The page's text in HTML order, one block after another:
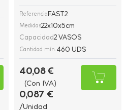
ReferenciaFAST2
Medidas22x10x5cm
Capacidad2 VASOS
Cantidad mín.460 UDS
40,08 €
(Con IVA)
0,087 €
/Unidad